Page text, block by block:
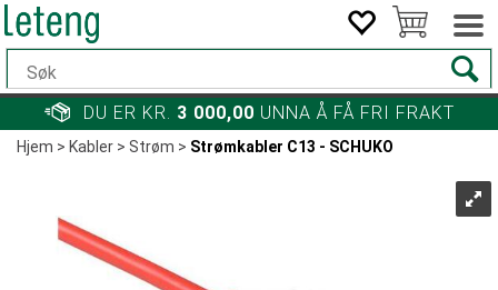
DU ER KR. 3 000,00 UNNA Å FÅ FRI FRAKT
Hjem>Kabler>Strøm>Strømkabler C13 - SCHUKO